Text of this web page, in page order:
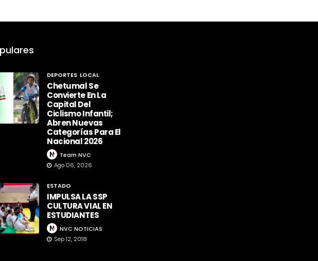
DEPORTES LOCAL
Chetumal Se
Convierte En La
Capital Del
Ciclismo Infantil;
Abren Nuevas
Categorías Para El
Nacional 2026
Team NVC
Ago 06, 2026
ESTADO
IMPULSA LA SSP
CULTURA VIAL EN
ESTUDIANTES
NVC NOTICIAS
Sep 12, 2018